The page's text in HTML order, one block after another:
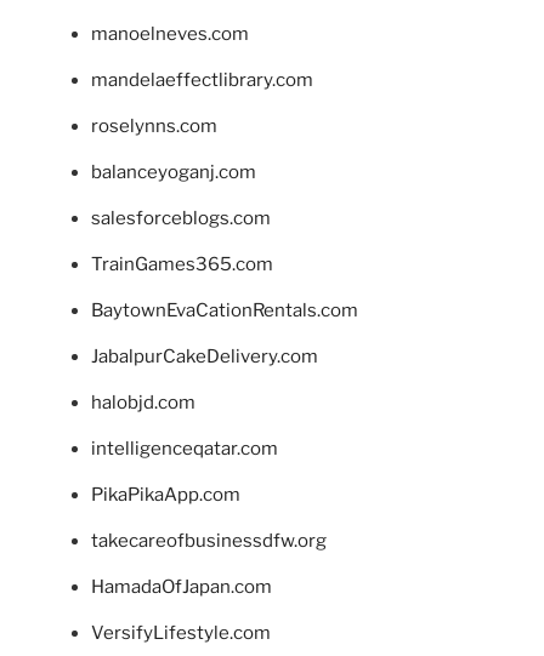
manoelneves.com
mandelaeffectlibrary.com
roselynns.com
balanceyoganj.com
salesforceblogs.com
TrainGames365.com
BaytownEvaCationRentals.com
JabalpurCakeDelivery.com
halobjd.com
intelligenceqatar.com
PikaPikaApp.com
takecareofbusinessdfw.org
HamadaOfJapan.com
VersifyLifestyle.com